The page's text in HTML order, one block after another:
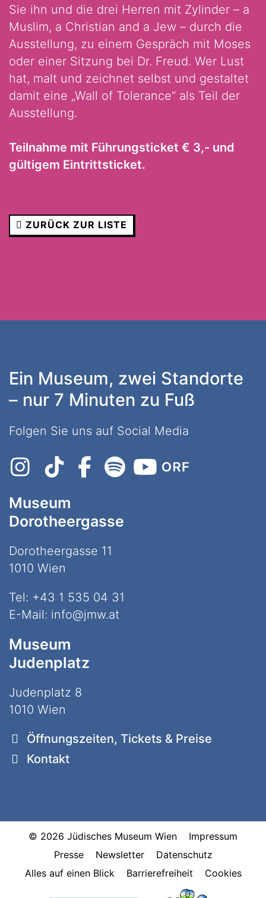
Sie ihn und die drei Herren mit Zylinder – a
Muslim, a Christian and a Jew – durch die
Ausstellung, zu einem Gespräch mit Moses
oder einer Sitzung bei Dr. Freud. Wer Lust
hat, malt und zeichnet selbst und gestaltet
damit eine „Wall of Tolerance“ als Teil der
Ausstellung.
Teilnahme mit Führungsticket € 3,- und
gültigem Eintrittsticket.
ZURÜCK ZUR LISTE
Ein Museum, zwei Standorte
– nur 7 Minuten zu Fuß
Folgen Sie uns auf Social Media
Museum
Dorotheergasse
Dorotheergasse 11
1010 Wien
Tel: +43 1 535 04 31
E-Mail: info@jmw.at
Museum
Judenplatz
Judenplatz 8
1010 Wien
Öffnungszeiten, Tickets & Preise
Kontakt
© 2026 Jüdisches Museum Wien
Impressum
Presse
Newsletter
Datenschutz
Alles auf einen Blick
Barrierefreiheit Cookies